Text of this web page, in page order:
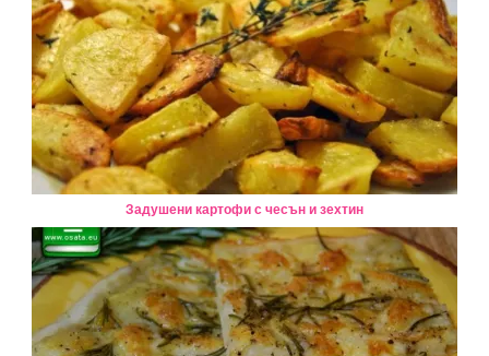
Задушени картофи с чесън и зехтин